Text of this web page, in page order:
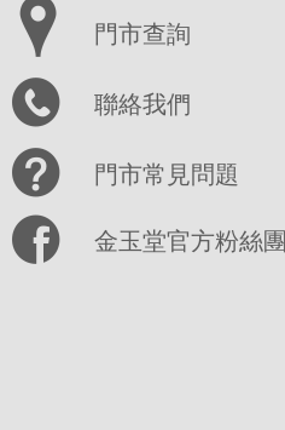
門市查詢
聯絡我們
門市常見問題
金玉堂官方粉絲團